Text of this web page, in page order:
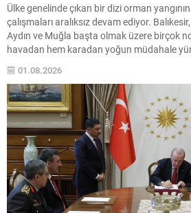
Ülke genelinde çıkan bir dizi orman
çalışmaları aralıksız devam ediyor.
Aydın ve Muğla başta olmak üzere birçok
havadan hem karadan yoğun müdahale
22 saat içinde büyük ölçüde kontrol altına
01.08.2026